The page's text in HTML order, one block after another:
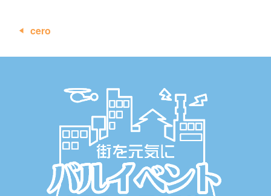
稿
cero